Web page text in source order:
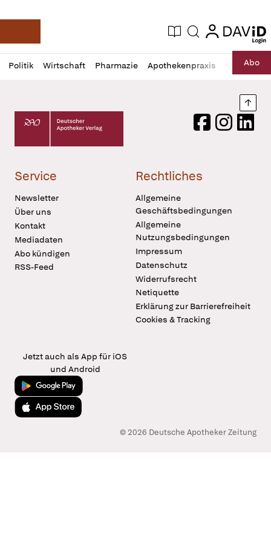
Deutsche Apotheker Zeitung
Aktuelle Ausgabe
Suche login
login
Politik Wirtschaft Pharmazie Apothekenpraxis RechtAbo
Profil
öffnen
Daz
Pur
Deutscher Apotheker Verlag Logo
FacebookInstagram
Service
Newsletter
Über uns
Kontakt
Mediadaten
Abo kündigen
RSS-Feed
Rechtliches
Allgemeine
Geschäftsbedingungen
Allgemeine
Nutzungsbedingungen
Impressum
Datenschutz
Widerrufsrecht
Netiquette
Erklärung zur Barrierefreiheit
Cookies & Tracking
Jetzt auch als App für iOS
und Android
Jetzt bei Google Play
Laden im App Store
© 2026 Deutsche Apotheker Zeitung